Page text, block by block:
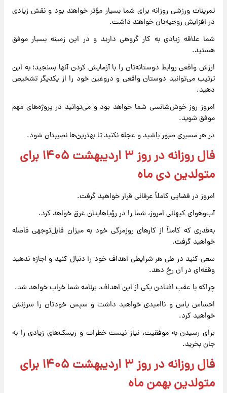
تمرینات ورزشی روزانه برای شما بسیار مؤثر خواهند بود و نقش زیادی
در افزایش روحیه‌تان خواهند داشت.
شما علاقه زیادی به کار گروهی دارید و در این زمینه بسیار موفق
هستید.
ارزش واقعی روابط دوستانه‌تان را با آزمایش کردن آنها بسنجید؛ به این
ترتیب می‌توانید دوستان واقعی و دروغین خود را از یکدیگر تشخیص
دهید.
امروز روز خوش‌شانسی شما خواهد بود و می‌توانید در پروژه‌های مهم
موفق شوید.
در هر مسیری صبور باشید و عجله نکنید تا بهترین‌ها نصیبتان شود.
فال روزانه در روز ۳ اردیبهشت ۱۴۰۵ برای
متولدین دی ماه
امروز در فضایی کاملاً عرفانی قرار خواهید گرفت.
آب‌وهوای کیهانی امروز، شما را در رؤیاهایتان غرق خواهد کرد.
به‌قدری که کاملاً از کارهای روزمرگی خود به میزان قابل‌توجهی فاصله
خواهید گرفت.
سعی کنید در طی هر شرایطی اهداف خود را دنبال کنید و اجازه ندهید
وقفه‌ای در آن رخ دهد.
چراکه با عقب افتادن یکی از این اهداف، برنامه شما خراب خواهد شد.
احساس یاس و ناامیدی خواهید داشت و سپس خودتان را سرزنش
خواهید کرد.
برای رسیدن به موفقیت، نیاز نیست خطرات و ریسک‌های زیادی را به
جان بخرید.
فال روزانه در روز ۳ اردیبهشت ۱۴۰۵ برای
متولدین بهمن ماه